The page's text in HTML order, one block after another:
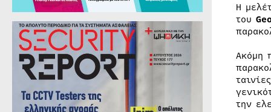
Η
του
Ακόμη
την